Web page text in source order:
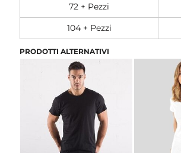
72 + Pezzi
104 + Pezzi
PRODOTTI ALTERNATIVI